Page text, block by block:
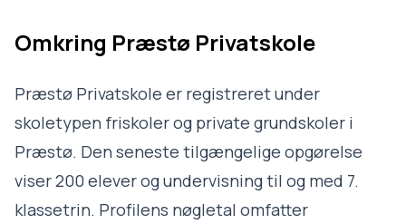
Omkring Præstø Privatskole
Præstø Privatskole er registreret under
skoletypen friskoler og private grundskoler i
Præstø. Den seneste tilgængelige opgørelse
viser 200 elever og undervisning til og med 7.
klassetrin. Profilens nøgletal omfatter